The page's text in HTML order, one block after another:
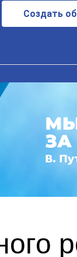
Создать